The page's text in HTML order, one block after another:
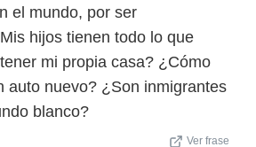
el mundo, por ser
hijos tienen todo lo que
mi propia casa? ¿Cómo
auto nuevo? ¿Son inmigrantes
blanco?
Ver frase